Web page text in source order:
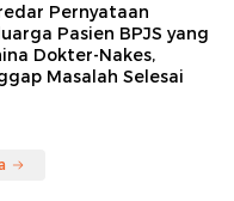
Pernyataan
Pasien BPJS yang
Dokter-Nakes,
Masalah Selesai